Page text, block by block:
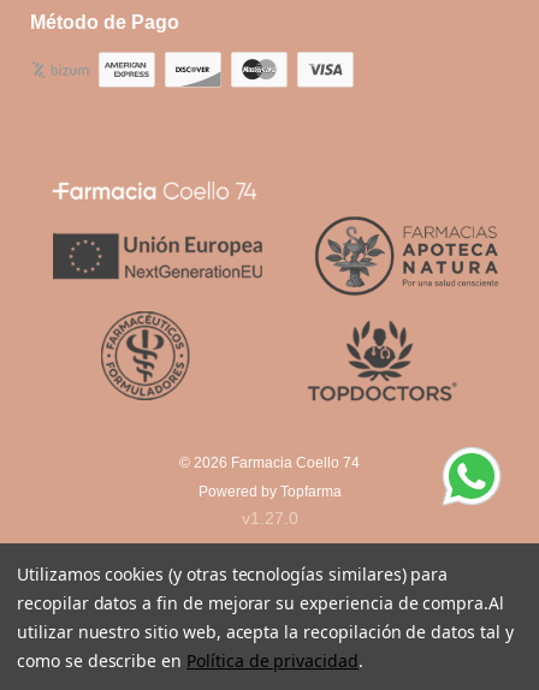
Método de Pago
© 2026 Farmacia Coello 74
Powered by Topfarma
v1.27.0
Utilizamos cookies (y otras tecnologías similares) para
recopilar datos a fin de mejorar su experiencia de compra.Al
utilizar nuestro sitio web, acepta la recopilación de datos tal y
como se describe en Política de privacidad.